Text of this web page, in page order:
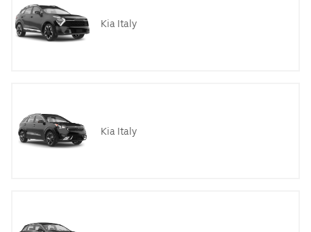
Kia Italy
Kia Italy